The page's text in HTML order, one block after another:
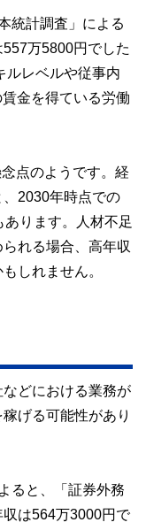
統計調査」による
万5800円でした
ルレベルや従事内
金を得ている労働
点のようです。経
2030年時点での
ります。人材不足
れる場合、高年収
しれません。
どにおける業務が
げる可能性があり
ると、「証券外務
は564万3000円で